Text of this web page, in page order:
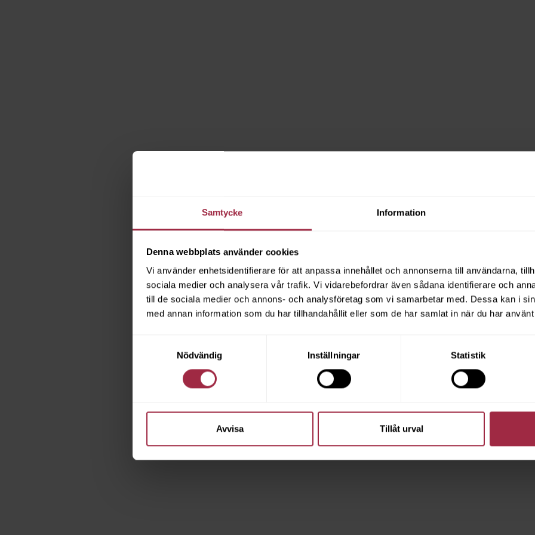
Samtycke Information
Denna webbplats använder cookies
Vi använder enhetsidentifierare för att anpassa innehållet och annonserna till användarna,
sociala medier och analysera vår trafik. Vi vidarebefordrar även sådana identifierare och
till de sociala medier och annons- och analysföretag som vi samarbetar med. Dessa kan i
med annan information som du har tillhandahållit eller som de har samlat in när du har
Nödvändig
Inställningar Statistik
Avvisa Tillåt urval